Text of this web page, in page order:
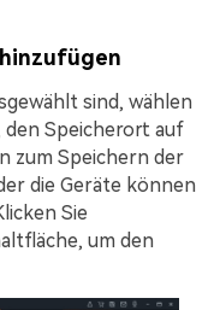
sind, wählen
den Speicherort auf
zum Speichern der
die Geräte können
Sie
um den